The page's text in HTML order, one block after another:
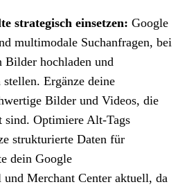
strategisch einsetzen: Google
multimodale Suchanfragen, bei
Bilder hochladen und
Ergänze deine
Bilder und Videos, die
sind. Optimiere Alt-Tags
strukturierte Daten für
dein Google
Merchant Center aktuell, da